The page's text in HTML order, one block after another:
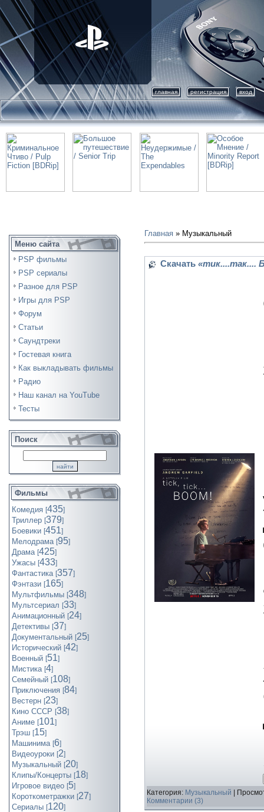
главная регистрация вход
Меню сайта
PSP фильмы
PSP сериалы
Разное для PSP
Игры для PSP
Форум
Статьи
Саундтреки
Гостевая книга
Как выкладывать фильмы
Радио
Наш канал на YouTube
Тесты
Поиск
Фильмы
Комедия [435]
Триллер [379]
Боевики [451]
Мелодрама [95]
Драма [425]
Ужасы [433]
Фантастика [357]
Фэнтази [165]
Мультфильмы [348]
Мультсериал [33]
Анимационный [24]
Детективы [37]
Документальный [25]
Исторический [42]
Военный [51]
Мистика [4]
Семейный [108]
Приключения [84]
Вестерн [23]
Кино СССР [38]
Аниме [101]
Трэш [15]
Машинима [6]
Видеоуроки [2]
Музыкальный [20]
Клипы/Концерты [18]
Игровое видео [5]
Короткометражки [27]
Cериалы [120]
Главная » Музыкальный
Скачать «тик....так....
Категория: Музыкальный |
Комментарии (3)